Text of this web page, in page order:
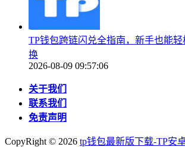
TP钱包跨链闪兑全指南，新手也能
换
2026-08-09 09:57:06
关于我们
联系我们
免责声明
CopyRight © 2026 tp钱包最新版下载-TP安